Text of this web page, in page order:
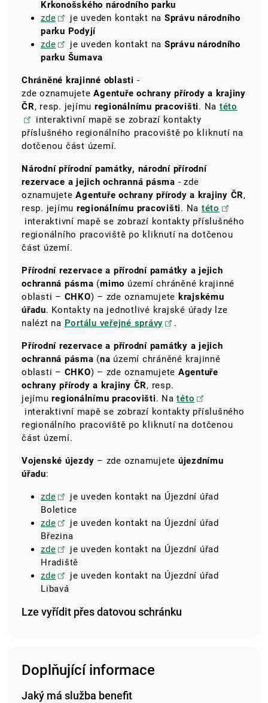
Krkonošského národního parku
zde
je uveden kontakt na Správu národního
parku Podyjí
zde
je uveden kontakt na Správu národního
parku Šumava
Chráněné krajinné oblasti -
zde oznamujeteAgentuře ochrany přírody a krajiny
ČR, resp. jejímu regionálnímu pracovišti. Na této
interaktivní mapě se zobrazí kontakty
příslušného regionálního pracoviště po kliknutí na
dotčenou část území.
Národní přírodní památky, národní přírodní
rezervace a jejich ochranná pásma - zde
oznamujeteAgentuře ochrany přírody a krajiny ČR,
resp. jejímu regionálnímu pracovišti. Na této
interaktivní mapě se zobrazí kontakty příslušného
regionálního pracoviště po kliknutí na dotčenou
část území.
Přírodní rezervace a přírodní památky a jejich
ochranná pásma (mimo území chráněné krajinné
oblasti – CHKO) – zde oznamujete krajskému
úřadu. Kontakty na jednotlivé krajské úřady lze
nalézt na Portálu veřejné správy .
Přírodní rezervace a přírodní památky a jejich
ochranná pásma (na území chráněné krajinné
oblasti – CHKO) – zde oznamujete Agentuře
ochrany přírody a krajiny ČR, resp.
jejímuregionálnímu pracovišti. Natéto
interaktivní mapě se zobrazí kontakty příslušného
regionálního pracoviště po kliknutí na dotčenou
část území.
Vojenské újezdy – zde oznamujete újezdnímu
úřadu:
zde
je uveden kontakt na Újezdní úřad
Boletice
zde
je uveden kontakt na Újezdní úřad
Březina
zde
je uveden kontakt na Újezdní úřad
Hradiště
zde
je uveden kontakt na Újezdní úřad
Libavá
Lze vyřídit přes datovou schránku
Doplňující informace
Jaký má služba benefit